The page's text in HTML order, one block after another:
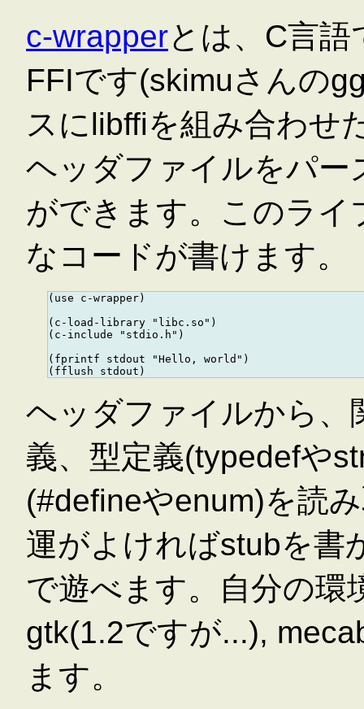
c-wrapperとは、C言
FFIです(skimuさんの
スにlibffiを組み合わせ
ヘッダファイルをパー
ができます。このラ
なコードが書けます。
(use c-wrapper)
(c-load-library "libc.so")
(c-include "stdio.h")
(fprintf stdout "Hello, world")
ヘッダファイルから、
義、型定義(typedefや
(#defineやenum)を読
運がよければstubを書
で遊べます。自分の環
gtk(1.2ですが...),
ます。